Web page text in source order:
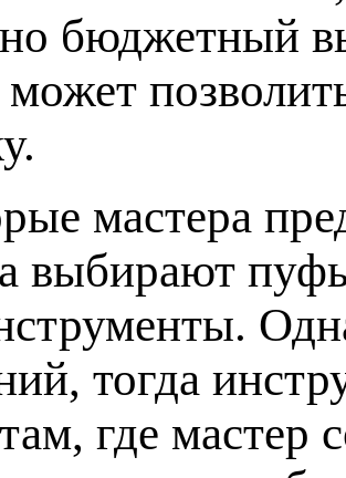
бюджетный
может
мастера
выбирают
тогда
где